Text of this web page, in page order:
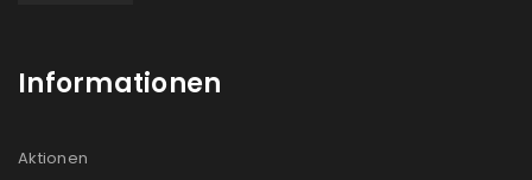
Informationen
Aktionen